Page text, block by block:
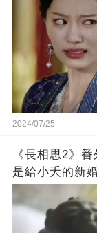
2024/07/25
《長相思2》
是給小夭的新
生最最最重要